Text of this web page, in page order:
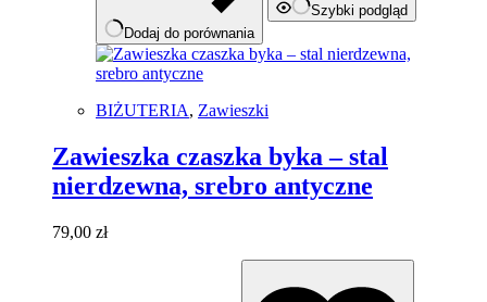
Dodaj do porównania
Szybki podgląd
BIŻUTERIA, Zawieszki
Zawieszka czaszka byka – stal
nierdzewna, srebro antyczne
79,00 zł